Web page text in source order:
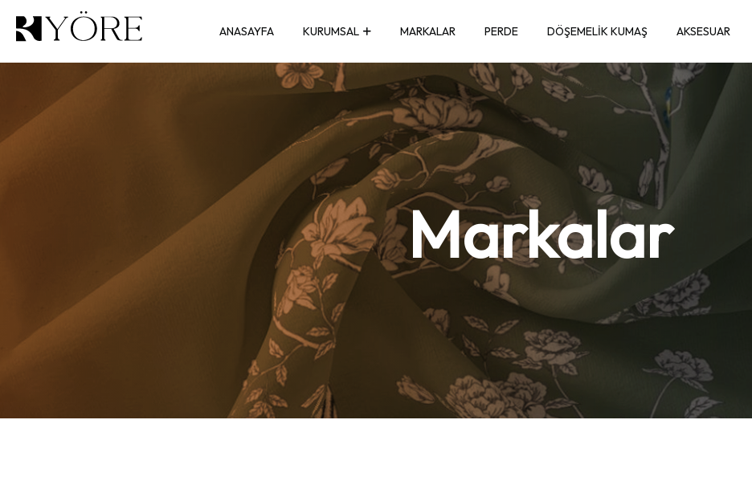
ANASAYFA KURUMSAL MARKALAR PERDE DÖŞEMELIK KUMAŞ AKSESUAR
Markalar